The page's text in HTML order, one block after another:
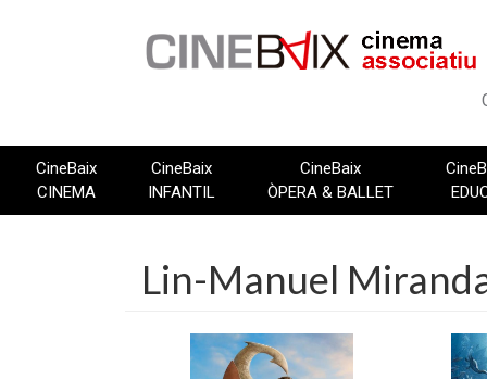
CineBaix
CINEMA
CineBaix
INFANTIL
CineBaix
ÒPERA & BALLET
Lin-Manuel